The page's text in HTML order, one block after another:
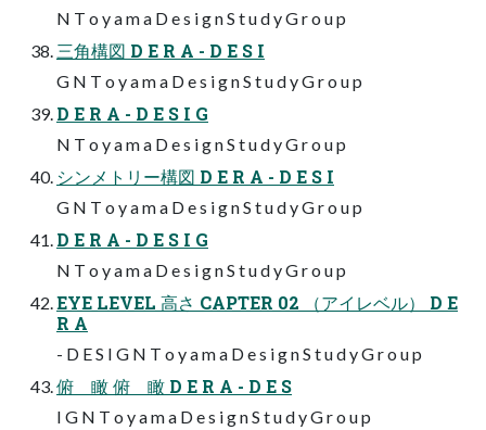
N T o y a m a D e s i g n S t u d y G r o u p
三角構図 D E R A - D E S I
G N T o y a m a D e s i g n S t u d y G r o u p
D E R A - D E S I G
N T o y a m a D e s i g n S t u d y G r o u p
シンメトリー構図 D E R A - D E S I
G N T o y a m a D e s i g n S t u d y G r o u p
D E R A - D E S I G
N T o y a m a D e s i g n S t u d y G r o u p
EYE LEVEL 高さ CAPTER 02 （アイレベル） D E
R A
- D E S I G N T o y a m a D e s i g n S t u d y G r o u p
俯 瞰 俯 瞰 D E R A - D E S
I G N T o y a m a D e s i g n S t u d y G r o u p